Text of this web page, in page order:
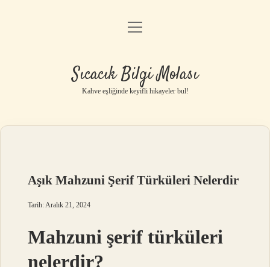
Anasayfa
Yasal Uyarı
menüyü
Sıcacık Bilgi Molası
Kahve eşliğinde keyifli hikayeler bul!
Aşık Mahzuni Şerif Türküleri Nelerdir
Tarih: Aralık 21, 2024
Mahzuni şerif türküleri
nelerdir?